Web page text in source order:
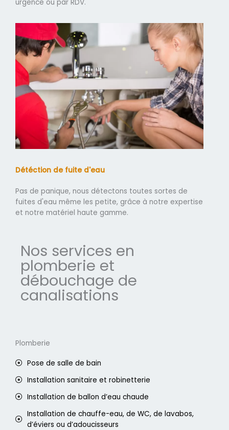
urgence ou par RDV.
Détéction de fuite d'eau
Pas de panique, nous détectons toutes sortes de
fuites d'eau même les petite, grâce à notre expertise
et notre matériel haute gamme.
Nos services en
plomberie et
débouchage de
canalisations
Plomberie
Pose de salle de bain
Installation sanitaire et robinetterie
Installation de ballon d’eau chaude
Installation de chauffe-eau, de WC, de lavabos,
d’éviers ou d’adoucisseurs